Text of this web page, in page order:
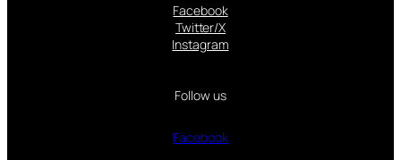
Facebook
Twitter/X
Instagram
Follow us
Facebook